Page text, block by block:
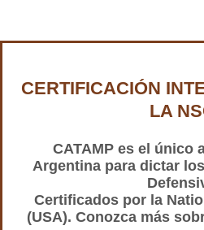
CERTIFICACIÓN
LA
CATAMP es el único
Argentina para dictar
Certificados por la
(USA). Conozca más